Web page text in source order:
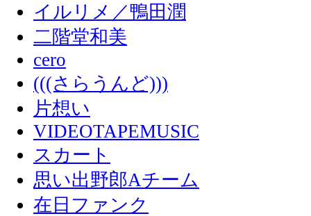
イルリメ／鴨田潤
二階堂和美
cero
(((さらうんど)))
片想い
VIDEOTAPEMUSIC
スカート
思い出野郎Aチーム
在日ファンク